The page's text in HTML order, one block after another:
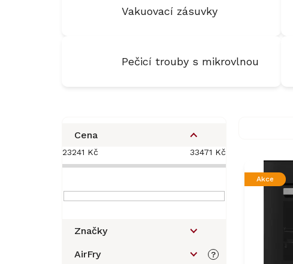
Vakuovací zásuvky
Pečicí trouby s mikrovlnou
s
t
a
n
Cena
23241 Kč 33471 Kč
Značky
AirFry ?
p
Akce